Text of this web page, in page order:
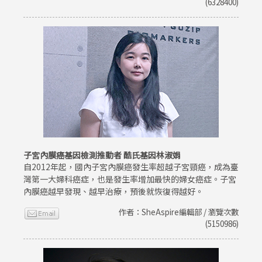
子宮內膜癌基因檢測推動者 酷氏基因林淑娟
自2012年起，國內子宮內膜癌發生率超越子宮頸癌，成為臺
灣第一大婦科癌症，也是發生率增加最快的婦女癌症。子宮
內膜癌越早發現、越早治療，預後就恢復得越好。
作者：SheAspire編輯部 / 瀏覽次數
(5150986)